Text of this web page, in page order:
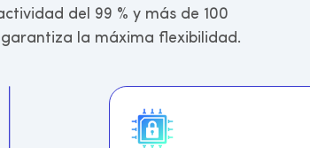
del 99 % y más de 100
la máxima flexibilidad.